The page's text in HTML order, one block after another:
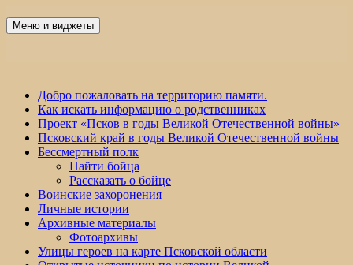
Победа 60
Меню и виджеты
Добро пожаловать на территорию памяти.
Как искать информацию о родственниках
Проект «Псков в годы Великой Отечественной войны»
Псковский край в годы Великой Отечественной войны
Бессмертный полк
Найти бойца
Рассказать о бойце
Воинские захоронения
Личные истории
Архивные материалы
Фотоархивы
Улицы героев на карте Псковской области